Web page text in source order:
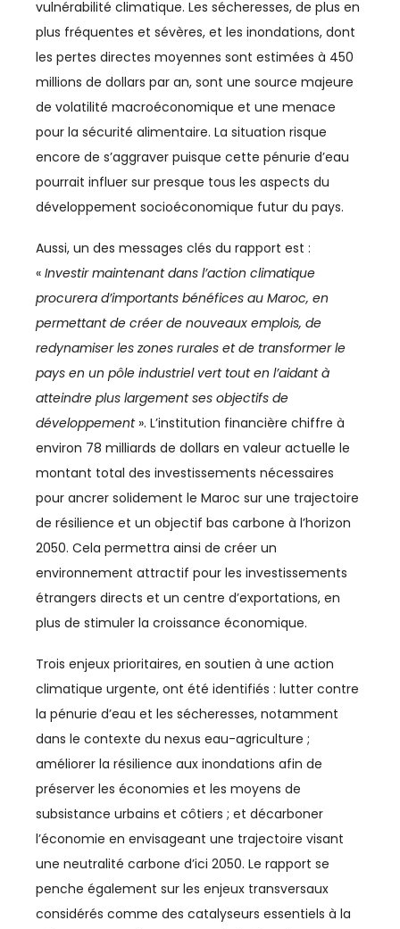
CASABLANCA-SETTAT
CFCIM
CHIMIE
CLIMAT
COMMERCE / DISTRIBUTION
COMMUNICATION
COUPE DU MONDE
COUPE DU MONDE 2023
CULTURE
CYBERSÉCURITÉ
DÉVELOPPEMENT HUMAIN
DIGITAL
DIPLOMATIE
ECONOMIE
ECONOMIE BLEUE
ECONOMIE CIRCULAIRE
EDUCATION
ÉDUCATION / FORMATION
ÉNERGIE
vulnérabilité climatique. Les sécheresses, de plus en
plus fréquentes et sévères, et les inondations, dont
les pertes directes moyennes sont estimées à 450
millions de dollars par an, sont une source majeure
de volatilité macroéconomique et une menace
pour la sécurité alimentaire. La situation risque
encore de s’aggraver puisque cette pénurie d’eau
pourrait influer sur presque tous les aspects du
développement socioéconomique futur du pays.
Aussi, un des messages clés du rapport est :
« Investir maintenant dans l’action climatique
procurera d’importants bénéfices au Maroc, en
permettant de créer de nouveaux emplois, de
redynamiser les zones rurales et de transformer le
pays en un pôle industriel vert tout en l’aidant à
atteindre plus largement ses objectifs de
développement ». L’institution financière chiffre à
environ 78 milliards de dollars en valeur actuelle le
montant total des investissements nécessaires
pour ancrer solidement le Maroc sur une trajectoire
de résilience et un objectif bas carbone à l’horizon
2050. Cela permettra ainsi de créer un
environnement attractif pour les investissements
étrangers directs et un centre d’exportations, en
plus de stimuler la croissance économique.
Trois enjeux prioritaires, en soutien à une action
climatique urgente, ont été identifiés : lutter contre
la pénurie d’eau et les sécheresses, notamment
dans le contexte du nexus eau-agriculture ;
améliorer la résilience aux inondations afin de
préserver les économies et les moyens de
subsistance urbains et côtiers ; et décarboner
l’économie en envisageant une trajectoire visant
une neutralité carbone d’ici 2050. Le rapport se
penche également sur les enjeux transversaux
considérés comme des catalyseurs essentiels à la